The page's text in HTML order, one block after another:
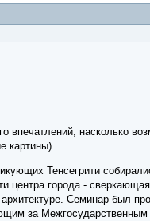
впечатлений, насколько
картины).
Тенсегрити
центра города -
Семинар был
за